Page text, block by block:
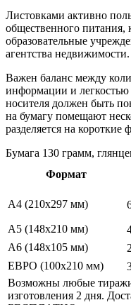
Листовками активно
общественного питания,
образовательные
агентства недвижимости.
Важен баланс между
информации и
носителя должен быть
на бумагу помещают
разделяется на короткие
Бумага 130 грамм,
Формат
А4 (210х297 мм)
А5 (148х210 мм)
А6 (148х105 мм)
ЕВРО (100х210 мм)
Возможны любые
изготовления 2 дня.